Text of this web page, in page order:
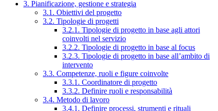
3. Pianificazione, gestione e strategia
3.1. Obiettivi del progetto
3.2. Tipologie di progetti
3.2.1. Tipologie di progetto in base agli attori
coinvolti nel servizio
3.2.2. Tipologie di progetto in base al focus
3.2.3. Tipologie di progetto in base all’ambito di
intervento
3.3. Competenze, ruoli e figure coinvolte
3.3.1. Coordinatore di progetto
3.3.2. Definire ruoli e responsabilità
3.4. Metodo di lavoro
3.4.1. Definire processi, strumenti e rituali